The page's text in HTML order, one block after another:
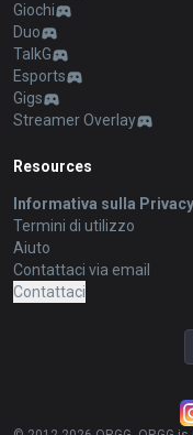
Giochi
Duo
TalkG
Esports
Gigs
Streamer Overlay
Resources
Informativa sulla Privacy
Termini di utilizzo
Aiuto
Contattaci via email
Contattaci